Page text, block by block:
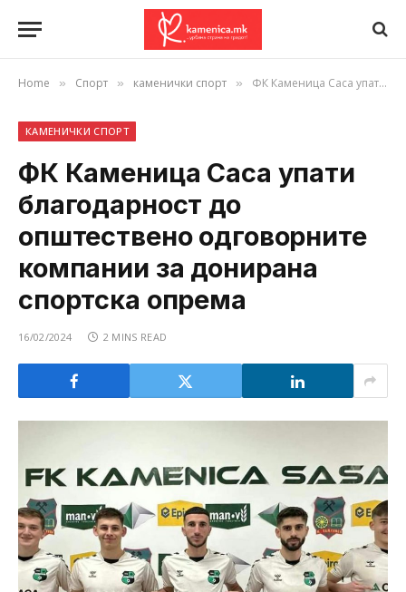
Home » Спорт » каменички спорт » ФК Каменица Саса упати благодарност до општествено одговорните компании за донирана спортска опрема
КАМЕНИЧКИ СПОРТ
ФК Каменица Саса упати
благодарност до
општествено одговорните
компании за донирана
спортска опрема
16/02/2024 2 MINS READ